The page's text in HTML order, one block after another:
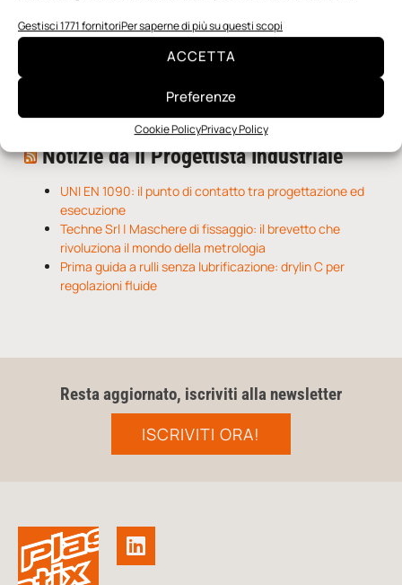
Gestisci 1771 fornitoriPer saperne di più su questi scopi
ACCETTA
Preferenze
Cookie PolicyPrivacy Policy
I nanonastri di grafene come potenziali sensori per i
Una nuova mano robotica passa da una pinza all’altra
O-Ring, tecnica e applicazioni
Notizie da Il Progettista Industriale
UNI EN 1090: il punto di contatto tra progettazione ed
esecuzione
Techne Srl | Maschere di fissaggio: il brevetto che
rivoluziona il mondo della metrologia
Prima guida a rulli senza lubrificazione: drylin C per
regolazioni fluide
Resta aggiornato, iscriviti alla newsletter
ISCRIVITI ORA!